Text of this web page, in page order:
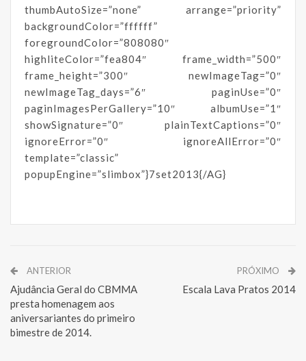
thumbAutoSize=”none” arrange=”priority”
backgroundColor=”ffffff”
foregroundColor=”808080″
highliteColor=”fea804″ frame_width=”500″
frame_height=”300″ newImageTag=”0″
newImageTag_days=”6″ paginUse=”0″
paginImagesPerGallery=”10″ albumUse=”1″
showSignature=”0″ plainTextCaptions=”0″
ignoreError=”0″ ignoreAllError=”0″
template=”classic”
popupEngine=”slimbox”}7set2013{/AG}
ANTERIOR
Ajudância Geral do CBMMA
presta homenagem aos
aniversariantes do primeiro
bimestre de 2014.
PRÓXIMO
Escala Lava Pratos 2014